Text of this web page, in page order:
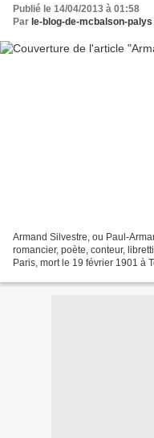
Publié le 14/04/2013 à 01:58
Par le-blog-de-mcbalson-palys
Armand Silvestre, ou Paul-
romancier, poète, conteur,
Paris, mort le 19 février 1901 à